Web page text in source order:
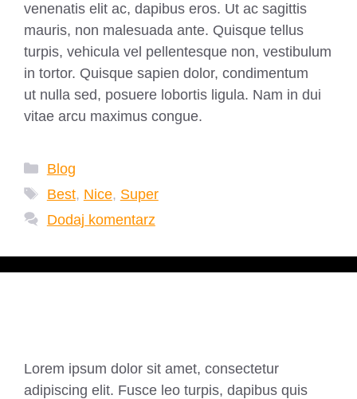
venenatis elit ac, dapibus eros. Ut ac sagittis
mauris, non malesuada ante. Quisque tellus
turpis, vehicula vel pellentesque non, vestibulum
in tortor. Quisque sapien dolor, condimentum
ut nulla sed, posuere lobortis ligula. Nam in dui
vitae arcu maximus congue.
Kategorie
Blog
Tagi
Best, Nice, Super
Dodaj komentarz
Lorem ipsum dolor sit amet, consectetur
adipiscing elit. Fusce leo turpis, dapibus quis